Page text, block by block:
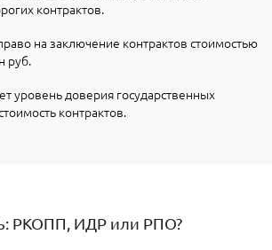
контрактов.
на заключение контрактов стоимостью
руб.
уровень доверия государственных
контрактов.
РКОПП, ИДР или РПО?